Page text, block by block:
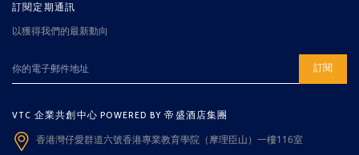
訂閱定期通訊
以獲得我們的最新動向
訂閱
VTC 企業共創中心 POWERED BY 帝盛酒店集團
香港灣仔愛群道六號香港專業教育學院（摩理臣山）一樓116室